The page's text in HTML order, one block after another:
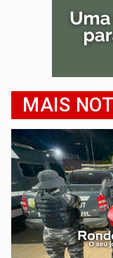
MAIS